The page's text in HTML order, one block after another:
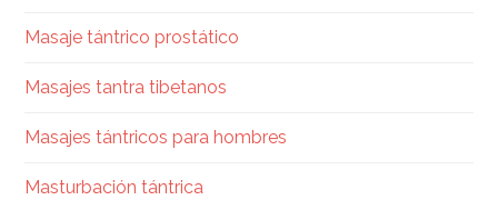
Masaje tántrico prostático
Masajes tantra tibetanos
Masajes tántricos para hombres
Masturbación tántrica